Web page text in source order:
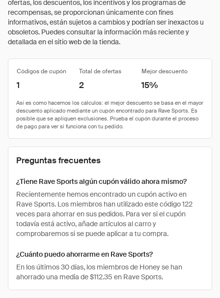
ofertas, los descuentos, los incentivos y los programas de
recompensas, se proporcionan únicamente con fines
informativos, están sujetos a cambios y podrían ser inexactos u
obsoletos. Puedes consultar la información más reciente y
detallada en el sitio web de la tienda.
Códigos de cupón Total de ofertas Mejor descuento
1 2 15%
Preguntas frecuentes
¿Tiene Rave Sports algún cupón válido ahora mismo?
Recientemente hemos encontrado un cupón activo en
Rave Sports. Los miembros han utilizado este código 122
veces para ahorrar en sus pedidos. Para ver si el cupón
todavía está activo, añade artículos al carro y
comprobaremos si se puede aplicar a tu compra.
¿Cuánto puedo ahorrarme en Rave Sports?
En los últimos 30 días, los miembros de Honey se han
ahorrado una media de $112.35 en Rave Sports.